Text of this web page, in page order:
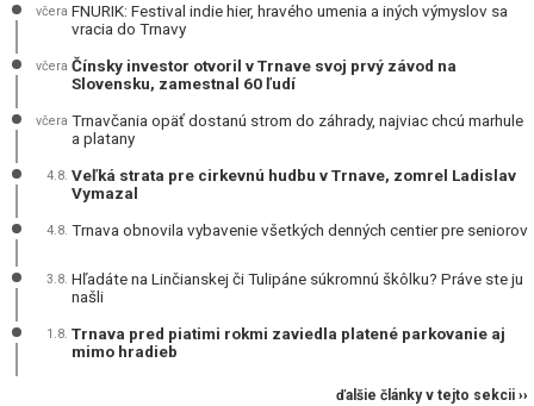
včera FNURIK: Festival indie hier, hravého umenia a iných výmyslov sa
vracia do Trnavy
včera Čínsky investor otvoril v Trnave svoj prvý závod na
Slovensku, zamestnal 60 ľudí
včera Trnavčania opäť dostanú strom do záhrady, najviac chcú marhule
a platany
4.8. Veľká strata pre cirkevnú hudbu v Trnave, zomrel Ladislav
Vymazal
4.8. Trnava obnovila vybavenie všetkých denných centier pre seniorov
3.8. Hľadáte na Linčianskej či Tulipáne súkromnú škôlku? Práve ste ju
našli
1.8. Trnava pred piatimi rokmi zaviedla platené parkovanie aj
mimo hradieb
ďalšie články v tejto sekcii ››